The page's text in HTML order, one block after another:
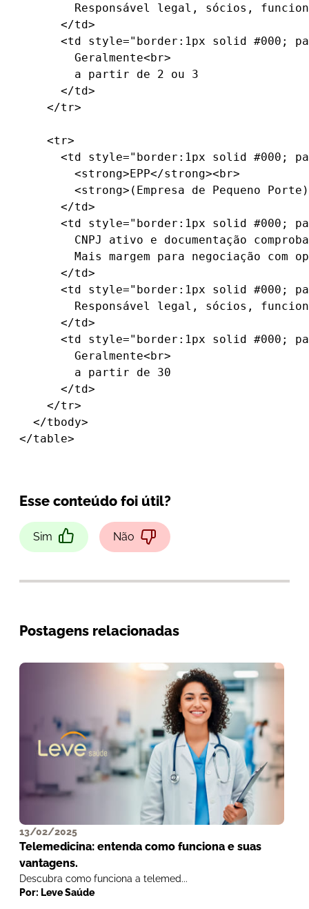
Responsável legal, sócios,
      </td>
<td style="border:1px solid #000;
        Geralmente<br>
        a partir de 2 ou 3
      </td>
    </tr>
    <tr>
<td style="border:1px solid #000;
        <strong>EPP</strong><br>
<strong>(Empresa de Pequeno
      </td>
<td style="border:1px solid #000;
CNPJ ativo e documentação
Mais margem para negociação com
      </td>
<td style="border:1px solid #000;
Responsável legal, sócios,
      </td>
<td style="border:1px solid #000;
        Geralmente<br>
        a partir de 30
      </td>
    </tr>
  </tbody>
</table>
Esse conteúdo foi útil?
Sim Não
Postagens relacionadas
13/02/2025
Telemedicina: entenda como funciona e suas
vantagens.
Descubra como funciona a telemed...
Por: Leve Saúde